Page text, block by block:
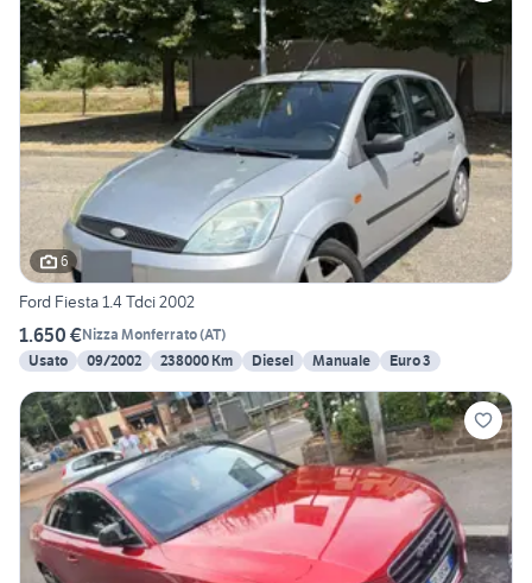
6
Ford Fiesta 1.4 Tdci 2002
1.650 €Nizza Monferrato(AT)
Usato
09/2002 238000 Km Diesel Manuale Euro 3